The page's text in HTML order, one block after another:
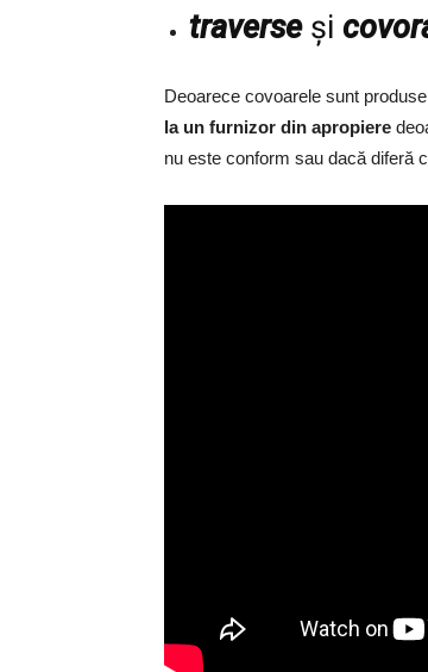
traverseşi
Deoarece covoarele sunt
la un furnizor din apropiere
nu este conform sau dacă diferă